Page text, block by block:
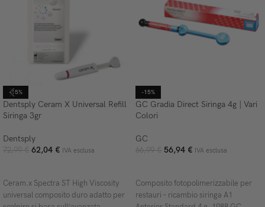
-15%
Dentsply Ceram X Universal Refill
Siringa 3gr
Dentsply
72,99€ 62,04 € IVA esclusa
Ceram.x Spectra ST High Viscosity
universal composito duro adatto per
-15%
GC Gradia Direct Siringa 4g | Vari
Colori
GC
66,99€ 56,94 € IVA esclusa
Composito fotopolimerizzabile per
restauri – ricambio siringa A1